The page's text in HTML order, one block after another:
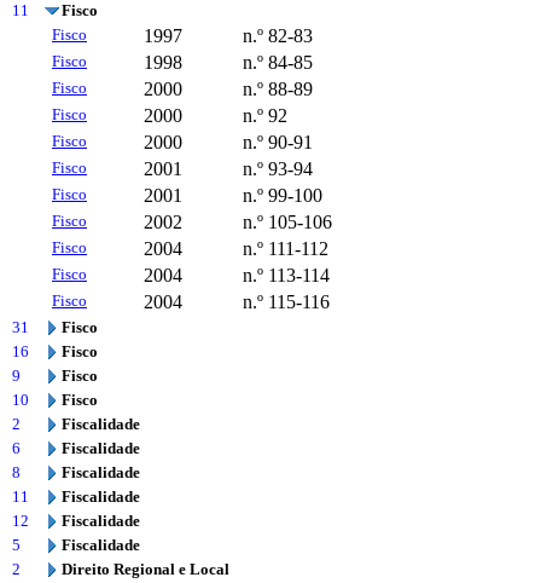
11
Fisco
Fisco
1997 n.º 82-83
Fisco 1998 n.º 84-85
Fisco 2000 n.º 88-89
Fisco 2000 n.º 92
Fisco 2000 n.º 90-91
Fisco 2001 n.º 93-94
Fisco 2001 n.º 99-100
Fisco 2002 n.º 105-106
Fisco 2004 n.º 111-112
Fisco 2004 n.º 113-114
Fisco 2004 n.º 115-116
31
Fisco
16
Fisco
9
Fisco
10
Fisco
2
Fiscalidade
6
Fiscalidade
8
Fiscalidade
11
Fiscalidade
12
Fiscalidade
5
Fiscalidade
2
Direito Regional e Local